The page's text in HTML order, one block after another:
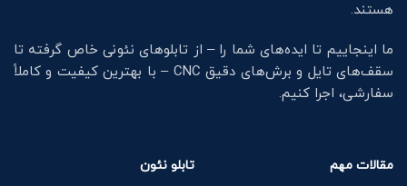
هستند.
ما اینجاییم تا ایده‌های شما را – از تابلوهای نئونی خاص گرفته تا
سقف‌های تایل و برش‌های دقیق CNC – با بهترین کیفیت و کاملاً
سفارشی، اجرا کنیم.
مقالات مهم
تابلو نئون